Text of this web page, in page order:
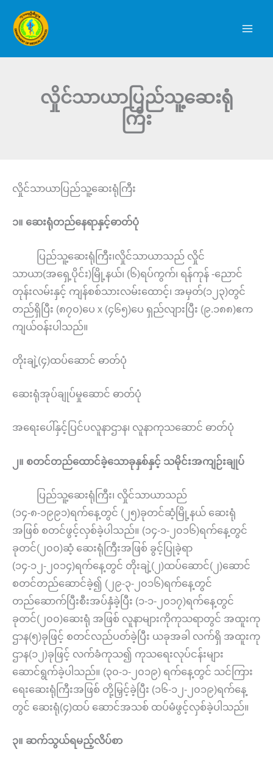
content
လှိုင်သာယာပြည်သူ့ဆေးရုံ
ကြီး
လှိုင်သာယာပြည်သူ့ဆေးရုံကြီး
၁။ ဆေးရုံတည်နေရာနှင့်ဓာတ်ပုံ
ပြည်သူ့ဆေးရုံကြီး၊လှိုင်သာယာသည် လှိုင်
သာယာ(အရှေ့ပိုင်း)မြို့နယ်၊ (၆)ရပ်ကွက်၊ ရန်ကုန် -ညောင်
တုန်းလမ်းနှင့် ကျန်စစ်သားလမ်းထောင့်၊ အမှတ်(၁၂၃)တွင်
တည်ရှိပြီး (၈၇၀)ပေ x (၄၆၅)ပေ ရှည်လျားပြီး (၉.၁၈၈)ဧက
ကျယ်ဝန်းပါသည်။
တိုးချဲ့(၄)ထပ်ဆောင် ဓာတ်ပုံ
ဆေးရုံအုပ်ချုပ်မှုဆောင် ဓာတ်ပုံ
အရေးပေါ်နှင့်ပြင်ပလူနာဌာန၊ လူနာကုသဆောင် ဓာတ်ပုံ
၂။ စတင်တည်ထောင်ခဲ့သောခုနှစ်နှင့် သမိုင်းအကျဉ်းချုပ်
ပြည်သူ့ဆေးရုံကြီး၊ လှိုင်သာယာသည်
(၁၄-၈-၁၉၉၁)ရက်နေ့တွင် (၂၅)ခုတင်ဆံ့မြို့နယ် ဆေးရုံ
အဖြစ် စတင်ဖွင့်လှစ်ခဲ့ပါသည်။ (၁၄-၁-၂၀၁၆)ရက်နေ့တွင်
ခုတင်(၂၀၀)ဆံ့ ဆေးရုံကြီးအဖြစ် ခွင့်ပြုခဲ့ရာ
(၁၄-၁၂-၂၀၁၄)ရက်နေ့တွင် တိုးချဲ့(၂)ထပ်ဆောင်(၂)ဆောင်
စတင်တည်ဆောင်ခဲ့၍ (၂၉-၃-၂၀၁၆)ရက်နေ့တွင်
တည်ဆောက်ပြီးစီးအပ်နှံခဲ့ပြီး (၁-၁-၂၀၁၇)ရက်နေ့တွင်
ခုတင်(၂၀၀)ဆေးရုံ အဖြစ် လူနာများကိုကုသရာတွင် အထူးကု
ဌာန(၅)ခုဖြင့် စတင်လည်ပတ်ခဲ့ပြီး ယခုအခါ လက်ရှိ အထူးကု
ဌာန(၁၂)ခုဖြင့် လက်ခံကုသ၍ ကုသရေးလုပ်ငန်းများ
ဆောင်ရွက်ခဲ့ပါသည်။ (၃၀-၁-၂၀၁၉) ရက်နေ့တွင် သင်ကြား
ရေးဆေးရုံကြီးအဖြစ် တို့မြှင့်ခဲ့ပြီး (၁၆-၁၂-၂၀၁၉)ရက်နေ့
တွင် ဆေးရုံ(၄)ထပ် ဆောင်အသစ် ထပ်မံဖွင့်လှစ်ခဲ့ပါသည်။
၃။ ဆက်သွယ်ရမည့်လိပ်စာ